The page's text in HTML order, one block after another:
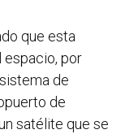
que esta
espacio, por
de
de
satélite que se